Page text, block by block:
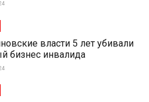
власти 5 лет убивали
бизнес инвалида